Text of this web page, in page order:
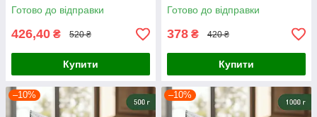
Готово до відправки
426,40 ₴ 520 ₴
Купити
Готово до відправки
378 ₴ 420 ₴
Купити
–10% –10%